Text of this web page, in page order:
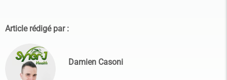
Article rédigé par :
Damien Casoni